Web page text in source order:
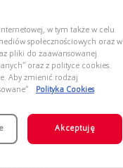
w tym także w celu
społecznościowych oraz w
pliki do zaawansowanej
oraz z polityce cookies.
Aby zmienić rodzaj
Polityka Cookies
Akceptuję